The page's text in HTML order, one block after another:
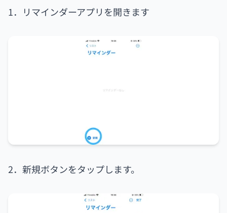
1．リマインダーアプリを開きます
2．新規ボタンをタップします。